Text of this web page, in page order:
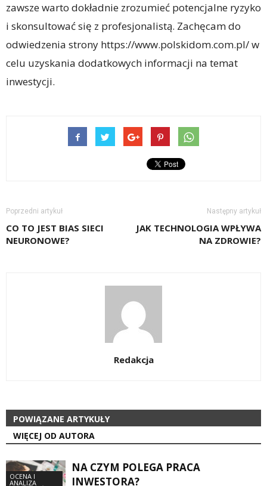
zawsze warto dokładnie zrozumieć potencjalne ryzyko
i skonsultować się z profesjonalistą. Zachęcam do
odwiedzenia strony https://www.polskidom.com.pl/ w
celu uzyskania dodatkowych informacji na temat
inwestycji.
Poprzedni artykuł
CO TO JEST BIAS SIECI
NEURONOWE?
Następny artykuł
JAK TECHNOLOGIA WPŁYWA
NA ZDROWIE?
Redakcja
POWIĄZANE ARTYKUŁY
WIĘCEJ OD AUTORA
OCENA I
ANALIZA
NA CZYM POLEGA PRACA
INWESTORA?